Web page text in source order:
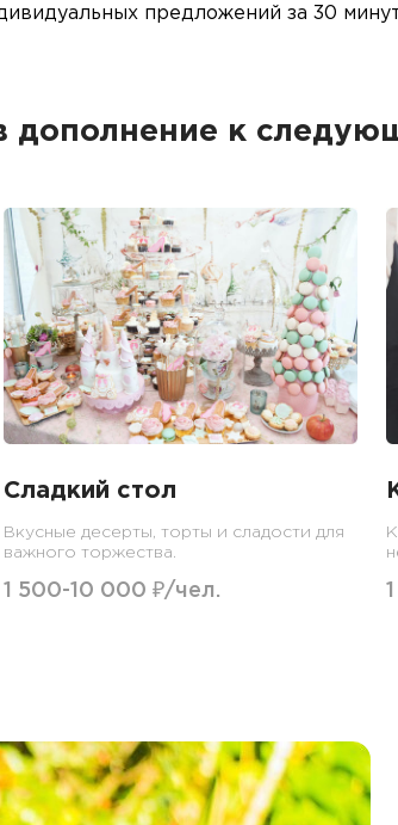
предложений за 30
дополнение к
Сладкий стол
Вкусные десерты, торты и сладости для
важного торжества.
1 500-10 000 ₽/чел.